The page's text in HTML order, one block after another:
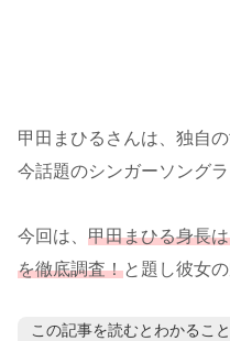
甲田まひるさんは、独自
今話題のシンガーソングラ
今回は、 甲田まひる身長
を徹底調査！と題し彼女
この記事を読むとわかること